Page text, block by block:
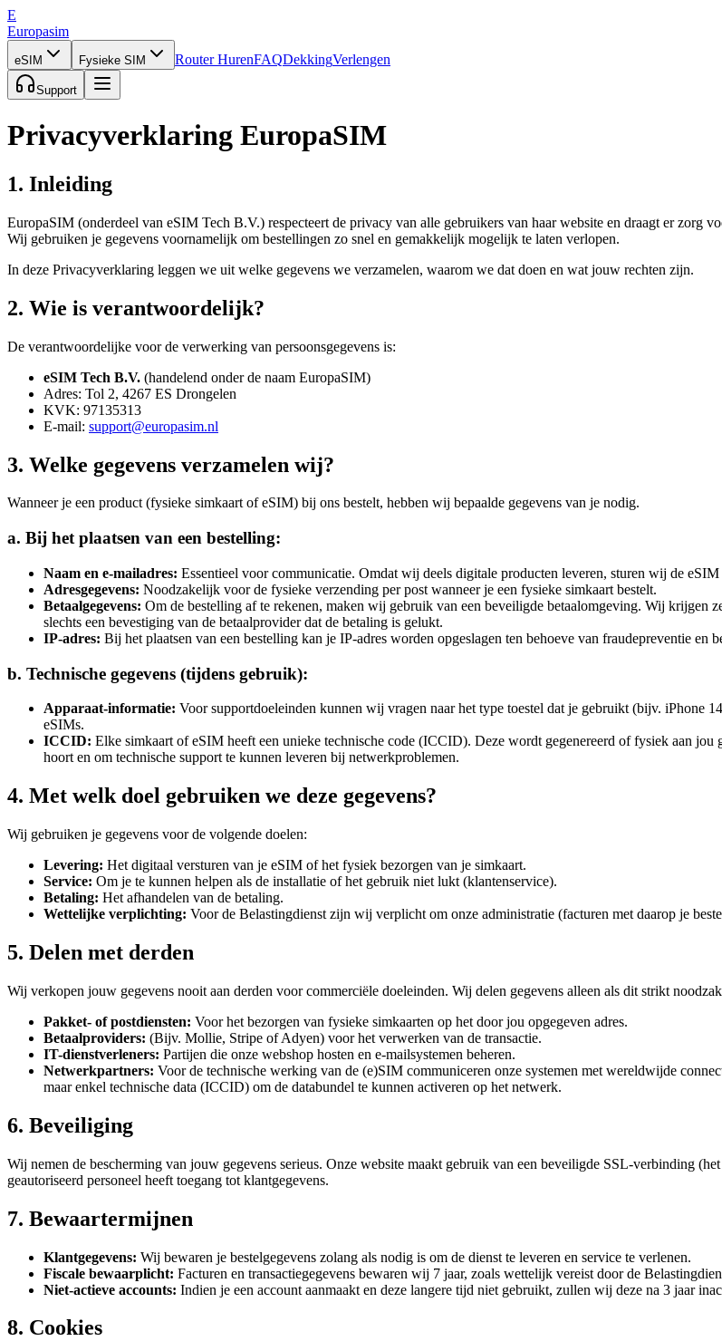
E
Europasim
eSIM Fysieke SIM Router HurenFAQDekkingVerlengen
Support
Privacyverklaring EuropaSIM
1. Inleiding
EuropaSIM (onderdeel van eSIM Tech B.V.) respecteert de privacy van alle gebruikers van haar website en draagt er zorg
Wij gebruiken je gegevens voornamelijk om bestellingen zo snel en gemakkelijk mogelijk te laten verlopen.
In deze Privacyverklaring leggen we uit welke gegevens we verzamelen, waarom we dat doen en wat jouw rechten zijn.
2. Wie is verantwoordelijk?
De verantwoordelijke voor de verwerking van persoonsgegevens is:
eSIM Tech B.V. (handelend onder de naam EuropaSIM)
Adres: Tol 2, 4267 ES Drongelen
KVK: 97135313
E-mail: support@europasim.nl
3. Welke gegevens verzamelen wij?
Wanneer je een product (fysieke simkaart of eSIM) bij ons bestelt, hebben wij bepaalde gegevens van je nodig.
a. Bij het plaatsen van een bestelling:
Naam en e-mailadres: Essentieel voor communicatie. Omdat wij deels digitale producten leveren, sturen wij de
Adresgegevens: Noodzakelijk voor de fysieke verzending per post wanneer je een fysieke simkaart bestelt.
Betaalgegevens: Om de bestelling af te rekenen, maken wij gebruik van een beveiligde betaalomgeving. Wij
slechts een bevestiging van de betaalprovider dat de betaling is gelukt.
IP-adres: Bij het plaatsen van een bestelling kan je IP-adres worden opgeslagen ten behoeve van fraudepreventie en
b. Technische gegevens (tijdens gebruik):
Apparaat-informatie: Voor supportdoeleinden kunnen wij vragen naar het type toestel dat je gebruikt (bijv. iPhone
eSIMs.
ICCID: Elke simkaart of eSIM heeft een unieke technische code (ICCID). Deze wordt gegenereerd of fysiek aan
hoort en om technische support te kunnen leveren bij netwerkproblemen.
4. Met welk doel gebruiken we deze gegevens?
Wij gebruiken je gegevens voor de volgende doelen:
Levering: Het digitaal versturen van je eSIM of het fysiek bezorgen van je simkaart.
Service: Om je te kunnen helpen als de installatie of het gebruik niet lukt (klantenservice).
Betaling: Het afhandelen van de betaling.
Wettelijke verplichting: Voor de Belastingdienst zijn wij verplicht om onze administratie (facturen met daarop je
5. Delen met derden
Wij verkopen jouw gegevens nooit aan derden voor commerciële doeleinden. Wij delen gegevens alleen als dit strikt
Pakket- of postdiensten: Voor het bezorgen van fysieke simkaarten op het door jou opgegeven adres.
Betaalproviders: (Bijv. Mollie, Stripe of Adyen) voor het verwerken van de transactie.
IT-dienstverleners: Partijen die onze webshop hosten en e-mailsystemen beheren.
Netwerkpartners: Voor de technische werking van de (e)SIM communiceren onze systemen met wereldwijde
maar enkel technische data (ICCID) om de databundel te kunnen activeren op het netwerk.
6. Beveiliging
Wij nemen de bescherming van jouw gegevens serieus. Onze website maakt gebruik van een beveiligde SSL-verbinding
geautoriseerd personeel heeft toegang tot klantgegevens.
7. Bewaartermijnen
Klantgegevens: Wij bewaren je bestelgegevens zolang als nodig is om de dienst te leveren en service te verlenen.
Fiscale bewaarplicht: Facturen en transactiegegevens bewaren wij 7 jaar, zoals wettelijk vereist door de
Niet-actieve accounts: Indien je een account aanmaakt en deze langere tijd niet gebruikt, zullen wij deze na 3 jaar
8. Cookies